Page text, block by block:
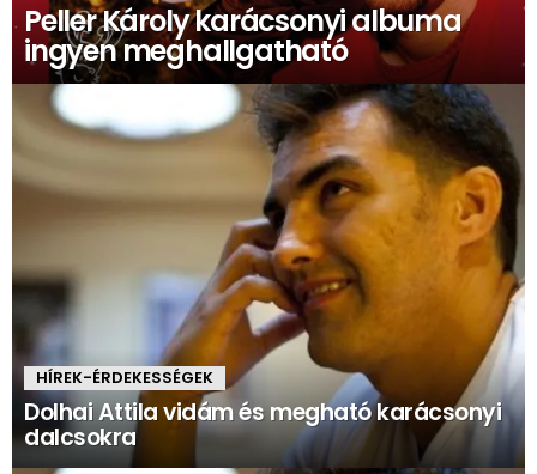
Peller Károly karácsonyi albuma
ingyen meghallgatható
HÍREK-ÉRDEKESSÉGEK
Dolhai Attila vidám és megható karácsonyi
dalcsokra